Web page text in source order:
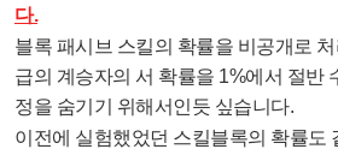
다.
블록 패시브 스킬의 확률을 비공개로
급의 계승자의 서 확률을 1%에서 절반
정을 숨기기 위해서인듯 싶습니다.
이전에 실험했었던 스킬블록의 확률도